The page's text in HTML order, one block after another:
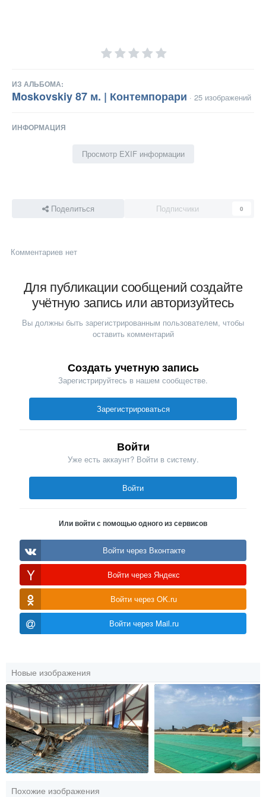
ИЗ АЛЬБОМА:
Moskovskiy 87 м. | Контемпорари · 25 изображений
ИНФОРМАЦИЯ
Просмотр EXIF информации
Поделиться Подписчики 0
Комментариев нет
Для публикации сообщений создайте
учётную запись или авторизуйтесь
Вы должны быть зарегистрированным пользователем, чтобы
оставить комментарий
Создать учетную запись
Зарегистрируйтесь в нашем сообществе.
Зарегистрироваться
Войти
Уже есть аккаунт? Войти в систему.
Войти
Или войти с помощью одного из сервисов
Войти через Вконтакте
Войти через Яндекс
Войти через OK.ru
Войти через Mail.ru
Новые изображения
Похожие изображения